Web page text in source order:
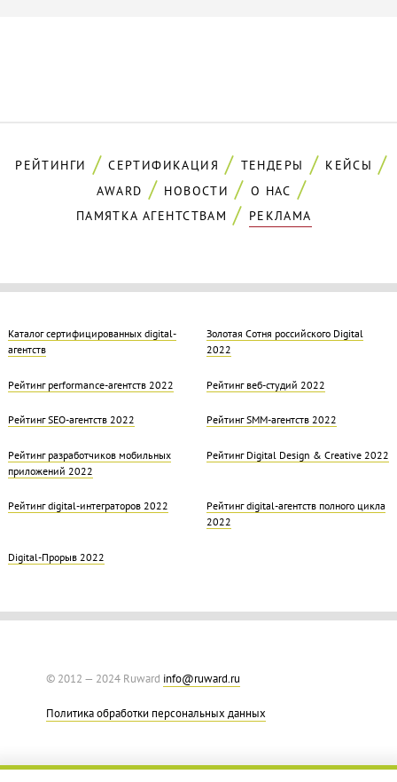
РЕЙТИНГИ СЕРТИФИКАЦИЯ ТЕНДЕРЫ
КЕЙСЫ
AWARD
НОВОСТИ
О НАС
ПАМЯТКА АГЕНТСТВАМ
РЕКЛАМА
Каталог сертифицированных digital-
агентств
Золотая Cотня российского Digital
2022
Рейтинг performance-агентств 2022 Рейтинг веб-студий 2022
Рейтинг SEO-агентств 2022 Рейтинг SMM-агентств 2022
Рейтинг разработчиков мобильных
приложений 2022
Рейтинг Digital Design & Creative 2022
Рейтинг digital-интеграторов 2022
Рейтинг digital-агентств полного цикла
2022
Digital-Прорыв 2022
© 2012 — 2024 Ruward info@ruward.ru
Политика обработки персональных данных